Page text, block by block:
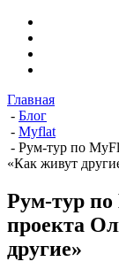
Главная
- Блог
- Myflat
- Рум-тур по
«Как живут
Рум-тур по
проекта
другие»